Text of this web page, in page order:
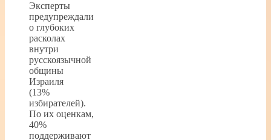
Эксперты
предупреждали
о глубоких
расколах
внутри
русскоязычной
общины
Израиля
(13%
избирателей).
По их оценкам,
40%
поддерживают